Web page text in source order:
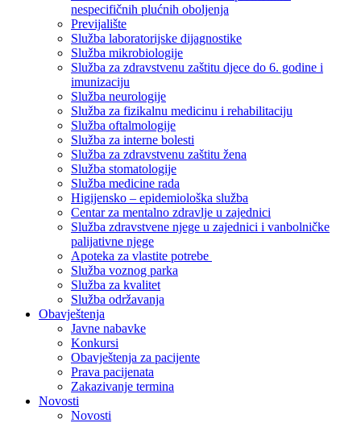
nespecifičnih plućnih oboljenja
Previjalište
Služba laboratorijske dijagnostike
Služba mikrobiologije
Služba za zdravstvenu zaštitu djece do 6. godine i
imunizaciju
Služba neurologije
Služba za fizikalnu medicinu i rehabilitaciju
Služba oftalmologije
Služba za interne bolesti
Služba za zdravstvenu zaštitu žena
Služba stomatologije
Služba medicine rada
Higijensko – epidemiološka služba
Centar za mentalno zdravlje u zajednici
Služba zdravstvene njege u zajednici i vanbolničke
palijativne njege
Apoteka za vlastite potrebe
Služba voznog parka
Služba za kvalitet
Služba održavanja
Obavještenja
Javne nabavke
Konkursi
Obavještenja za pacijente
Prava pacijenata
Zakazivanje termina
Novosti
Novosti